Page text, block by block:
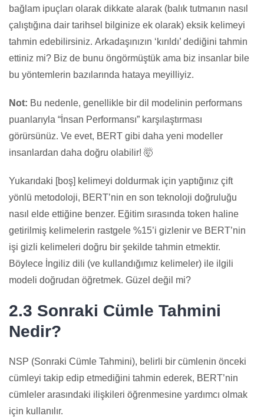
bağlam ipuçları olarak dikkate alarak (balık tutmanın nasıl
çalıştığına dair tarihsel bilginize ek olarak) eksik kelimeyi
tahmin edebilirsiniz. Arkadaşınızın ‘kırıldı’ dediğini tahmin
ettiniz mi? Biz de bunu öngörmüştük ama biz insanlar bile
bu yöntemlerin bazılarında hataya meyilliyiz.
Not: Bu nedenle, genellikle bir dil modelinin performans
puanlarıyla “İnsan Performansı” karşılaştırması
görürsünüz. Ve evet, BERT gibi daha yeni modeller
insanlardan daha doğru olabilir! 🤯
Yukarıdaki [boş] kelimeyi doldurmak için yaptığınız çift
yönlü metodoloji, BERT’nin en son teknoloji doğruluğu
nasıl elde ettiğine benzer. Eğitim sırasında token haline
getirilmiş kelimelerin rastgele %15’i gizlenir ve BERT’nin
işi gizli kelimeleri doğru bir şekilde tahmin etmektir.
Böylece İngiliz dili (ve kullandığımız kelimeler) ile ilgili
modeli doğrudan öğretmek. Güzel değil mi?
2.3 Sonraki Cümle Tahmini
Nedir?
NSP (Sonraki Cümle Tahmini), belirli bir cümlenin önceki
cümleyi takip edip etmediğini tahmin ederek, BERT’nin
cümleler arasındaki ilişkileri öğrenmesine yardımcı olmak
için kullanılır.